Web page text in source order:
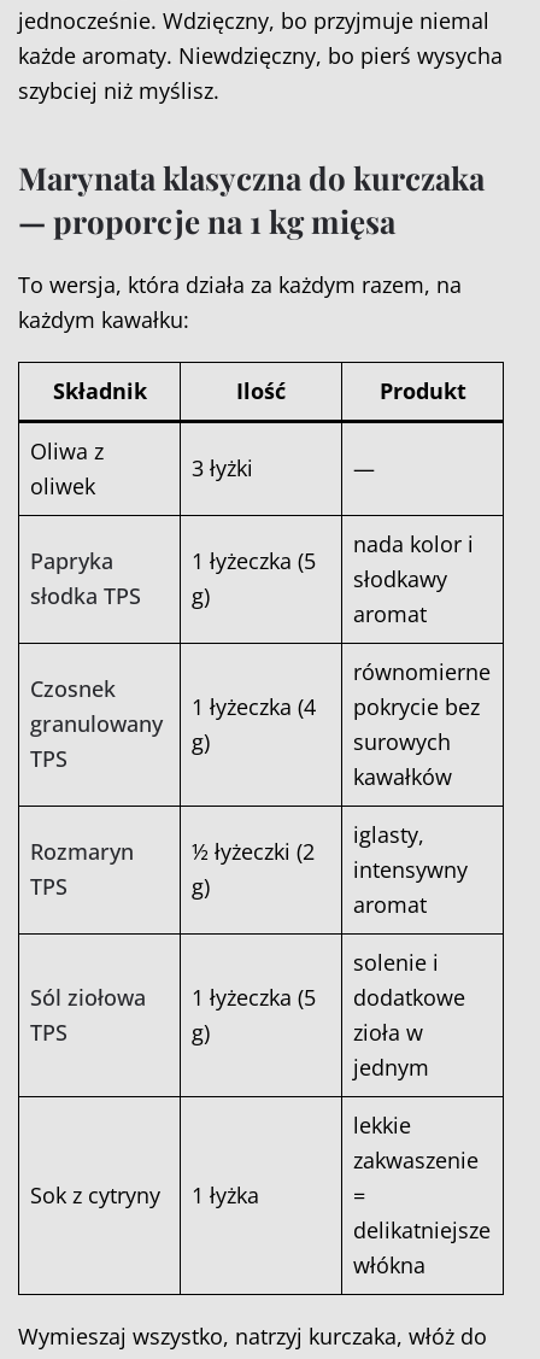
jednocześnie. Wdzięczny, bo przyjmuje niemal
każde aromaty. Niewdzięczny, bo pierś wysycha
szybciej niż myślisz.
Marynata klasyczna do kurczaka
— proporcje na 1 kg mięsa
To wersja, która działa za każdym razem, na
każdym kawałku:
Składnik Ilość Produkt
Oliwa z
oliwek
3 łyżki —
Papryka
słodka TPS
1 łyżeczka (5
g)
nada kolor i
słodkawy
aromat
Czosnek
granulowany
TPS
1 łyżeczka (4
g)
równomierne
pokrycie bez
surowych
kawałków
Rozmaryn
TPS
½ łyżeczki (2
g)
iglasty,
intensywny
aromat
Sól ziołowa
TPS
1 łyżeczka (5
g)
solenie i
dodatkowe
zioła w
jednym
Sok z cytryny 1 łyżka
lekkie
zakwaszenie
=
delikatniejsze
włókna
Wymieszaj wszystko, natrzyj kurczaka, włóż do